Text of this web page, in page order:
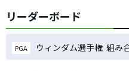
リーダーボード
PGA ウィンダム選手権 組み